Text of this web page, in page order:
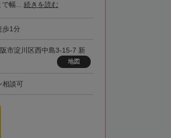
で幅... 続きを読む
歩1分
市淀川区西中島3-15-7 新
地図
相談可